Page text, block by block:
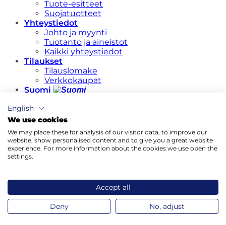
Tuote-esitteet
Suojatuotteet
Yhteystiedot
Johto ja myynti
Tuotanto ja aineistot
Kaikki yhteystiedot
Tilaukset
Tilauslomake
Verkkokaupat
Suomi
Kirjaudu
Käyttäjätunnus tai sähköpostiosoite*Vaaditaan
Muista minut Kirjaudu sisään
Salasana unohtunut?
English
We use cookies
We may place these for analysis of our visitor data, to improve our
website, show personalised content and to give you a great website
experience. For more information about the cookies we use open the
settings.
Accept all
Deny No, adjust